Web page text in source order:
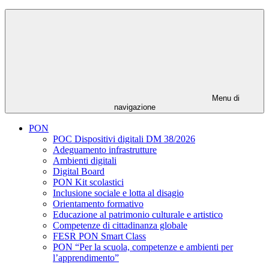
Menu di
navigazione
PON
POC Dispositivi digitali DM 38/2026
Adeguamento infrastrutture
Ambienti digitali
Digital Board
PON Kit scolastici
Inclusione sociale e lotta al disagio
Orientamento formativo
Educazione al patrimonio culturale e artistico
Competenze di cittadinanza globale
FESR PON Smart Class
PON “Per la scuola, competenze e ambienti per
l’apprendimento”